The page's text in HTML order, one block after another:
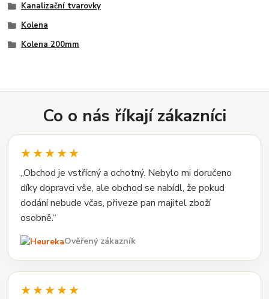
Kanalizační tvarovky
Kolena
Kolena 200mm
Co o nás říkají zákazníci
★★★★★
„Obchod je vstřícný a ochotný. Nebylo mi doručeno
díky dopravci vše, ale obchod se nabídl, že pokud
dodání nebude včas, přiveze pan majitel zboží
osobně.“
Ověřený zákazník
★★★★★